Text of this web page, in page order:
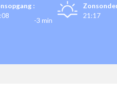
:
-3 min
21:17